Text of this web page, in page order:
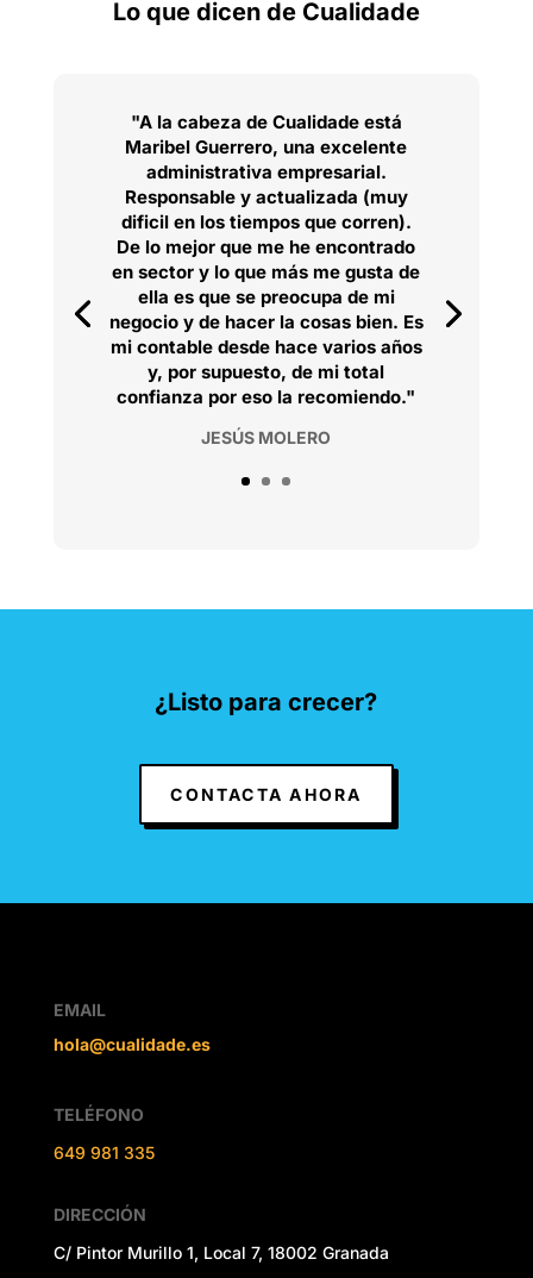
Lo que dicen de Cualidade
"A la cabeza de Cualidade está
Maribel Guerrero, una excelente
administrativa empresarial.
Responsable y actualizada (muy
dificil en los tiempos que corren).
De lo mejor que me he encontrado
en sector y lo que más me gusta de
ella es que se preocupa de mi
negocio y de hacer la cosas bien. Es
mi contable desde hace varios años
y, por supuesto, de mi total
confianza por eso la recomiendo."
JESÚS MOLERO
¿Listo para crecer?
CONTACTA AHORA
EMAIL
hola@cualidade.es
TELÉFONO
649 981 335
DIRECCIÓN
C/ Pintor Murillo 1, Local 7, 18002 Granada